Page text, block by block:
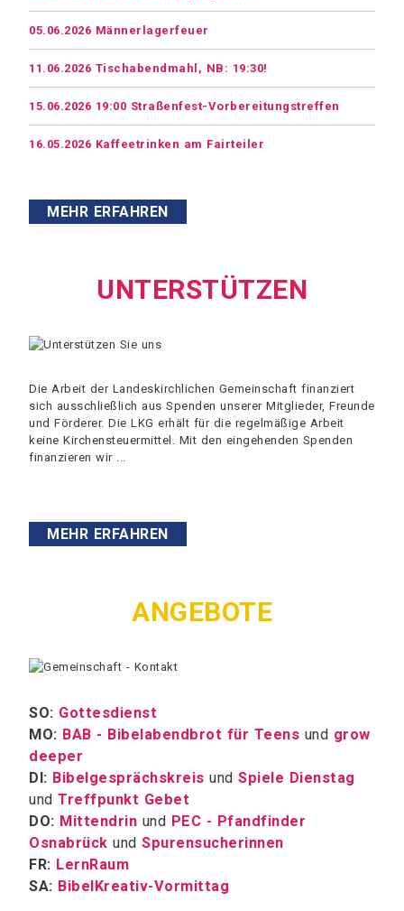
05.06.2026 Männerlagerfeuer
11.06.2026 Tischabendmahl, NB: 19:30!
15.06.2026 19:00 Straßenfest-Vorbereitungstreffen
16.05.2026 Kaffeetrinken am Fairteiler
MEHR ERFAHREN
UNTERSTÜTZEN
Die Arbeit der Landeskirchlichen Gemeinschaft finanziert
sich ausschließlich aus Spenden unserer Mitglieder, Freunde
und Förderer. Die LKG erhält für die regelmäßige Arbeit
keine Kirchensteuermittel. Mit den eingehenden Spenden
finanzieren wir ...
MEHR ERFAHREN
ANGEBOTE
SO: Gottesdienst
MO: BAB - Bibelabendbrot für Teens und grow
deeper
DI: Bibelgesprächskreis und Spiele Dienstag
und Treffpunkt Gebet
DO: Mittendrin und PEC - Pfandfinder
Osnabrück und Spurensucherinnen
FR: LernRaum
SA: BibelKreativ-Vormittag